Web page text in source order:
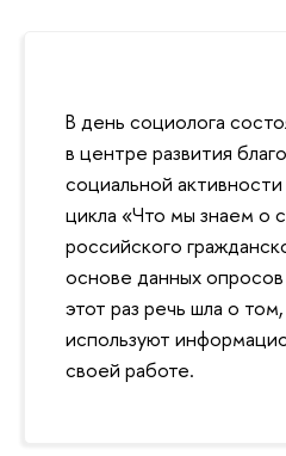
В день социолога
в центре развития
социальной
цикла «Что мы знаем о
российского
основе данных
этот раз речь шла о
используют
своей работе.